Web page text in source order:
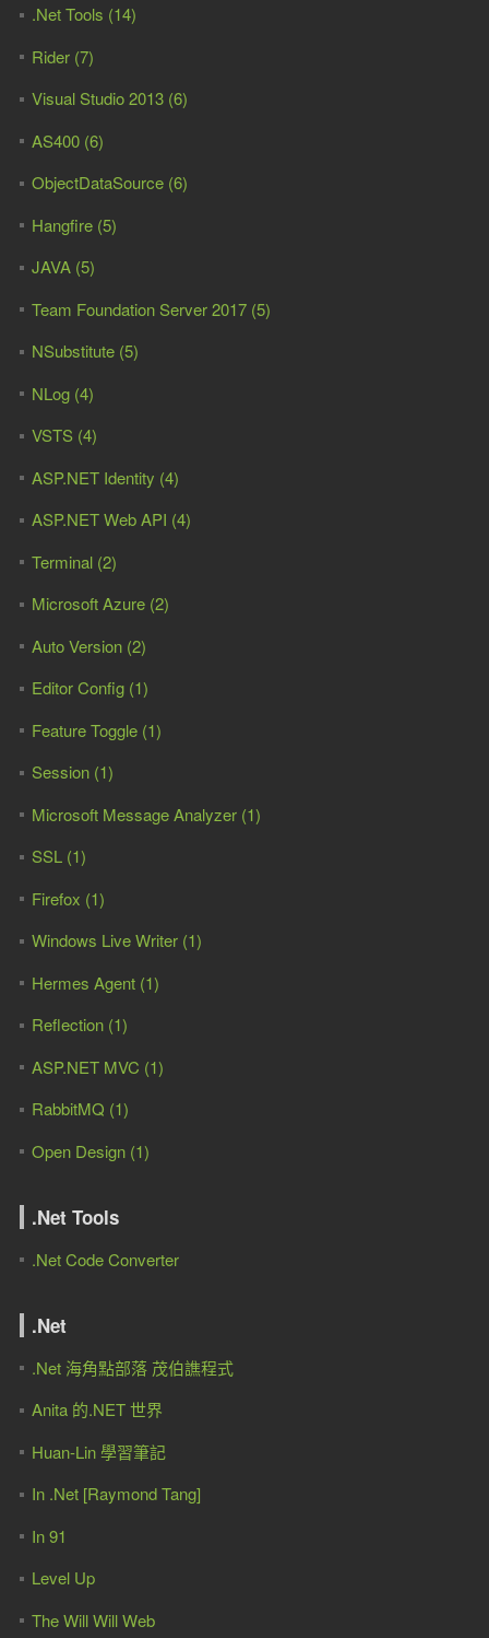
.Net Tools (14)
Rider (7)
Visual Studio 2013 (6)
AS400 (6)
ObjectDataSource (6)
Hangfire (5)
JAVA (5)
Team Foundation Server 2017 (5)
NSubstitute (5)
NLog (4)
VSTS (4)
ASP.NET Identity (4)
ASP.NET Web API (4)
Terminal (2)
Microsoft Azure (2)
Auto Version (2)
Editor Config (1)
Feature Toggle (1)
Session (1)
Microsoft Message Analyzer (1)
SSL (1)
Firefox (1)
Windows Live Writer (1)
Hermes Agent (1)
Reflection (1)
ASP.NET MVC (1)
RabbitMQ (1)
Open Design (1)
.Net Tools
.Net Code Converter
.Net
.Net 海角點部落 茂伯譙程式
Anita 的.NET 世界
Huan-Lin 學習筆記
In .Net [Raymond Tang]
In 91
Level Up
The Will Will Web